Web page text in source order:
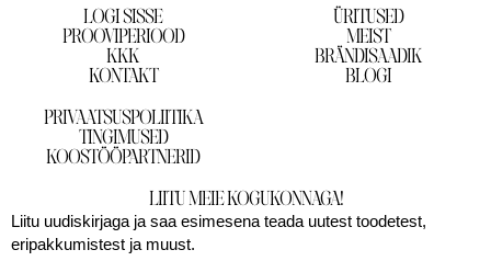
LOGI SISSE
PROOVIPERIOOD
KKK
KONTAKT
ÜRITUSED
MEIST
BRÄNDISAADIK
BLOGI
PRIVAATSUSPOLIITIKA
TINGIMUSED
KOOSTÖÖPARTNERID
LIITU MEIE KOGUKONNAGA!
Liitu uudiskirjaga ja saa esimesena teada uutest toodetest,
eripakkumistest ja muust.